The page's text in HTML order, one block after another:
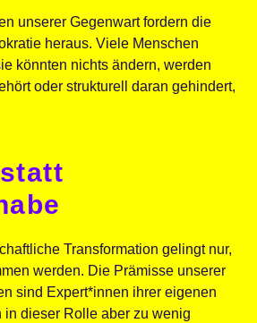
unserer Gegenwart fordern die
heraus. Viele Menschen
könnten nichts ändern, werden
oder strukturell daran gehindert,
Transformation gelingt nur,
werden. Die Prämisse unserer
sind Expert*innen ihrer eigenen
in dieser Rolle aber zu wenig